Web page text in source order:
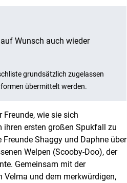
Freunde, wie sie sich
ihren ersten großen Spukfall zu
Shaggy und Daphne über
Welpen (Scooby-Doo), der
Gemeinsam mit der
und dem merkwürdigen,